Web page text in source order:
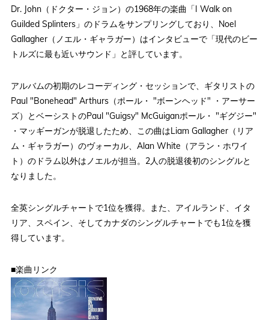
Dr. John（ドクター・ジョン）の1968年の楽曲「I Walk on
Guilded Splinters」のドラムをサンプリングしており、Noel
Gallagher（ノエル・ギャラガー）はインタビューで「現代のビー
トルズに最も近いサウンド」と評しています。
アルバムの初期のレコーディング・セッションで、ギタリストの
Paul "Bonehead" Arthurs（ポール・ "ボーンヘッド" ・アーサー
ズ）とベーシストのPaul "Guigsy" McGuiganポール・ "ギグジー"
・マッギーガンが脱退したため、この曲はLiam Gallagher（リア
ム・ギャラガー）のヴォーカル、Alan White（アラン・ホワイ
ト）のドラム以外はノエルが担当。2人の脱退後初のシングルと
なりました。
全英シングルチャートで1位を獲得。また、アイルランド、イタ
リア、スペイン、そしてカナダのシングルチャートでも1位を獲
得しています。
■楽曲リンク